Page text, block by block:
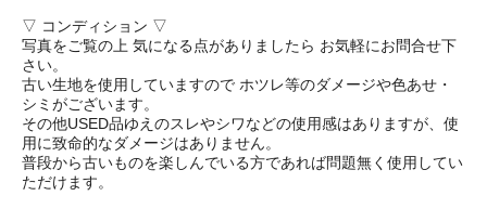
▽ コンディション ▽
写真をご覧の上 気になる点がありましたら お気軽にお問合せ下
さい。
古い生地を使用していますので ホツレ等のダメージや色あせ・
シミがございます。
その他USED品ゆえのスレやシワなどの使用感はありますが、使
用に致命的なダメージはありません。
普段から古いものを楽しんでいる方であれば問題無く使用してい
ただけます。